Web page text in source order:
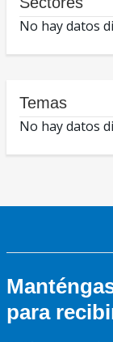
No hay datos
Temas
No hay datos
para